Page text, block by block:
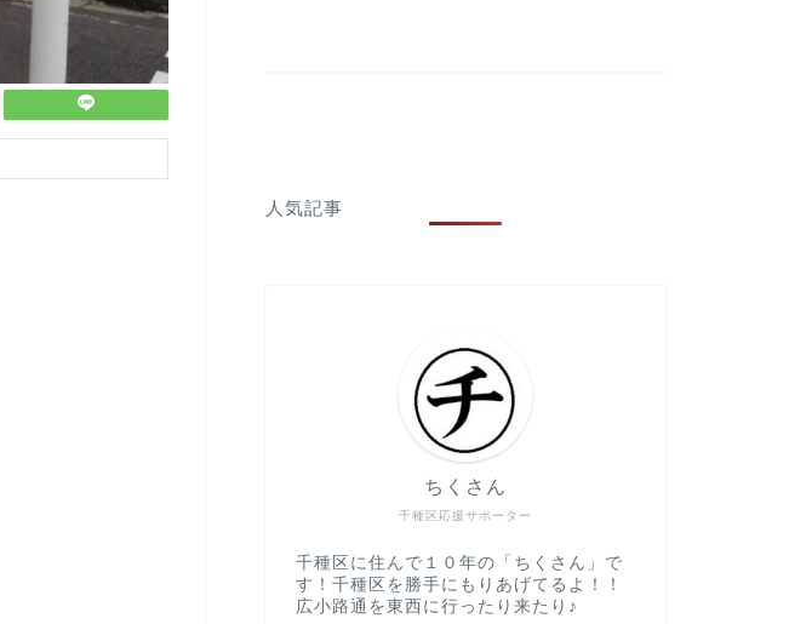
人気記事
千種区応援サポーター
ちくさん
千種区に住んで１０年の「ちくさん」で
す！千種区を勝手にもりあげてるよ！！
広小路通を東西に行ったり来たり♪